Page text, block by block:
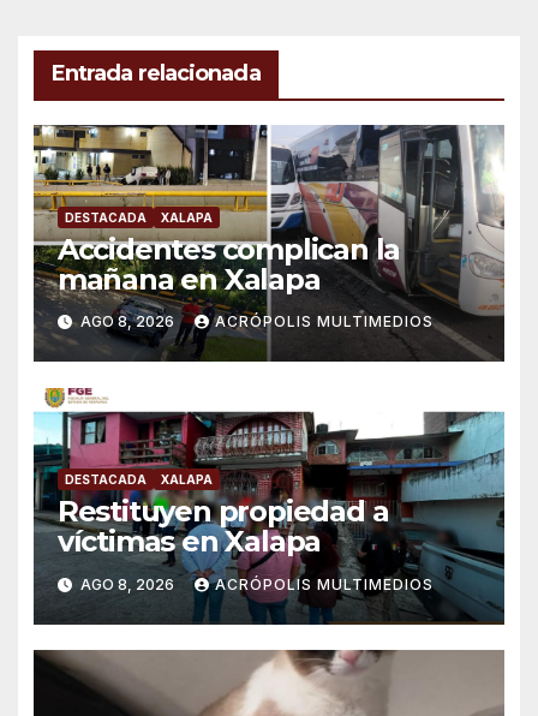
Entrada relacionada
DESTACADA XALAPA
Accidentes complican la
mañana en Xalapa
AGO 8, 2026 ACRÓPOLIS MULTIMEDIOS
DESTACADA XALAPA
Restituyen propiedad a
víctimas en Xalapa
AGO 8, 2026 ACRÓPOLIS MULTIMEDIOS